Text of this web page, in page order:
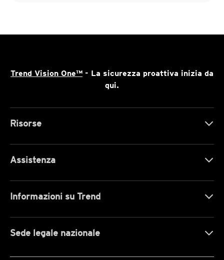
Trend Vision One™ - La sicurezza proattiva inizia da
qui.
Risorse
Assistenza
Informazioni su Trend
Sede legale nazionale